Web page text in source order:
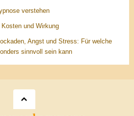
verstehen
und Wirkung
Angst und Stress: Für welche
sinnvoll sein kann